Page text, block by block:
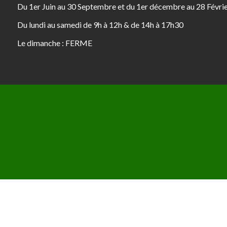
Du 1er Juin au 30 Septembre et du 1er décembre au 28
Du lundi au samedi de 9h à 12h & de 14h à 17h30
Le dimanche : FERME